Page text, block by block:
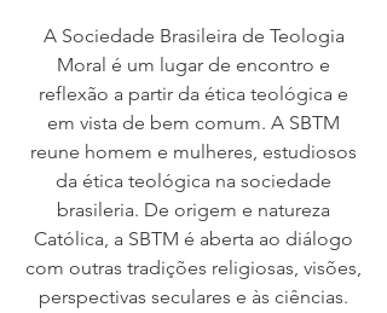
A Sociedade Brasileira de Teologia
Moral é um lugar de encontro e
reflexão a partir da ética teológica e
em vista de bem comum. A SBTM
reune homem e mulheres, estudiosos
da ética teológica na sociedade
brasileria. De origem e natureza
Católica, a SBTM é aberta ao diálogo
com outras tradições religiosas, visões,
perspectivas seculares e às ciências.